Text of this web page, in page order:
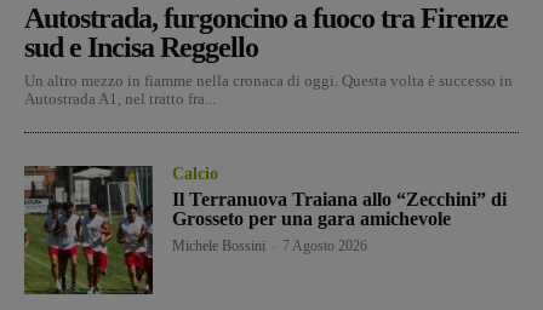
Autostrada, furgoncino a fuoco tra Firenze
sud e Incisa Reggello
Un altro mezzo in fiamme nella cronaca di oggi. Questa volta è successo in
Autostrada A1, nel tratto fra...
Calcio
Il Terranuova Traiana allo “Zecchini” di
Grosseto per una gara amichevole
Michele Bossini 7 Agosto 2026